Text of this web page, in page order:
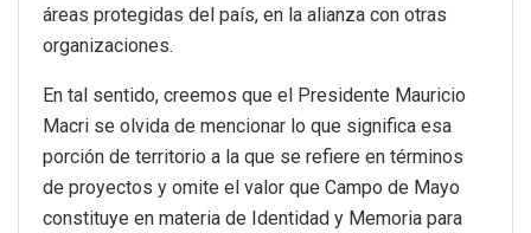
áreas protegidas del país, en la alianza con otras
organizaciones.
En tal sentido, creemos que el Presidente Mauricio
Macri se olvida de mencionar lo que significa esa
porción de territorio a la que se refiere en términos
de proyectos y omite el valor que Campo de Mayo
constituye en materia de Identidad y Memoria para